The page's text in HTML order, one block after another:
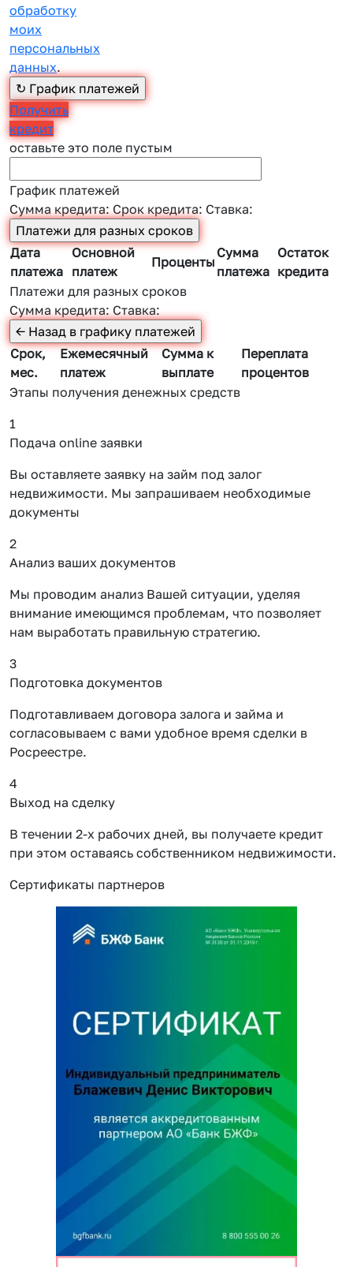
обработку
моих
персональных
данных.
Получить
кредит
оставьте это поле пустым
График платежей
Сумма кредита:Срок кредита: Ставка:
Дата
платежа
Основной
платеж
Проценты
Сумма
платежа
Остаток
кредита
Платежи для разных сроков
Сумма кредита:Ставка:
Срок,
мес.
Ежемесячный
платеж
Сумма к
выплате
Переплата
процентов
Этапы получения денежных средств
1
Подача online заявки
Вы оставляете заявку на займ под залог
недвижимости. Мы запрашиваем необходимые
документы
2
Анализ ваших документов
Мы проводим анализ Вашей ситуации, уделяя
внимание имеющимся проблемам, что позволяет
нам выработать правильную стратегию.
3
Подготовка документов
Подготавливаем договора залога и займа и
согласовываем с вами удобное время сделки в
Росреестре.
4
Выход на сделку
В течении 2-х рабочих дней, вы получаете кредит
при этом оставаясь собственником недвижимости.
Сертификаты партнеров